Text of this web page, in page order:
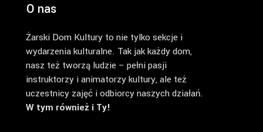
O nas
Żarski Dom Kultury to nie tylko sekcje i
wydarzenia kulturalne. Tak jak każdy dom,
nasz też tworzą ludzie – pełni pasji
instruktorzy i animatorzy kultury, ale też
uczestnicy zajęć i odbiorcy naszych działań.
W tym również i Ty!